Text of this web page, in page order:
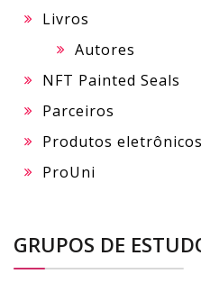
Livros
Autores
NFT Painted Seals
Parceiros
Produtos eletrônicos
ProUni
GRUPOS DE